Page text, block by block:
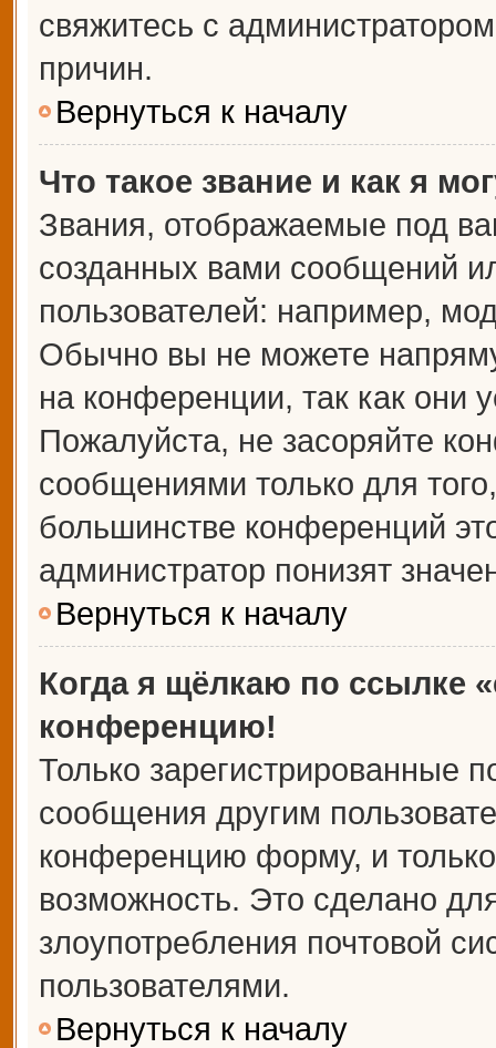
свяжитесь с
причин.
Вернуться к началу
Что такое звание и как я
Звания, отображаемые под
созданных вами сообщений
пользователей: например,
Обычно вы не можете
на конференции, так как они
Пожалуйста, не засоряйте
сообщениями только для
большинстве конференций
администратор понизят
Вернуться к началу
Когда я щёлкаю по ссылке
конференцию!
Только зарегистрированные
сообщения другим
конференцию форму, и
возможность. Это сделано
злоупотребления почтовой
пользователями.
Вернуться к началу